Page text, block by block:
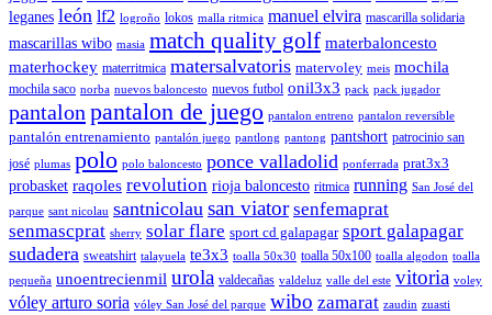
leganes león lf2 logroño lokos malla ritmica manuel elvira mascarilla solidaria
mascarillas wibo masia match quality golf materbaloncesto
materhockey materritmica matersalvatoris matervoley meis mochila
mochila saco norba nuevos baloncesto nuevos futbol onil3x3 pack pack jugador
pantalon pantalon de juego pantalon entreno pantalon reversible
pantalón entrenamiento pantalón juego pantlong pantong pantshort patrocinio san
josé plumas polo polo baloncesto ponce valladolid ponferrada prat3x3
probasket raqoles revolution rioja baloncesto ritmica running San José del
parque sant nicolau santnicolau san viator senfemaprat
senmascprat sherry solar flare sport cd galapagar sport galapagar
sudadera sweatshirt talayuela te3x3 toalla 50x30 toalla 50x100 toalla algodon toalla
pequeña unoentrecienmil urola valdecañas valdeluz valle del este vitoria voley
vóley arturo soria vóley San José del parque wibo zamarat zaudin zuasti